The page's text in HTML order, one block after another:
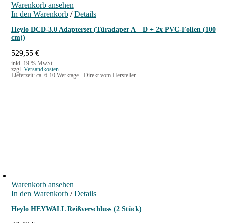
Warenkorb ansehen
In den Warenkorb / Details
Heylo DCD-3.0 Adapterset (Türadaper A – D + 2x PVC-Folien (100
cm))
529,55 €
inkl. 19 % MwSt.
zzgl. Versandkosten
Lieferzeit: ca. 6-10 Werktage - Direkt vom Hersteller
Warenkorb ansehen
In den Warenkorb / Details
Heylo HEYWALL Reißverschluss (2 Stück)